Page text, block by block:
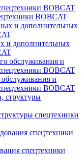
BOBCAT
и дополнительных
обслуживания и
BOBCAT
спецтехники
спецтехники